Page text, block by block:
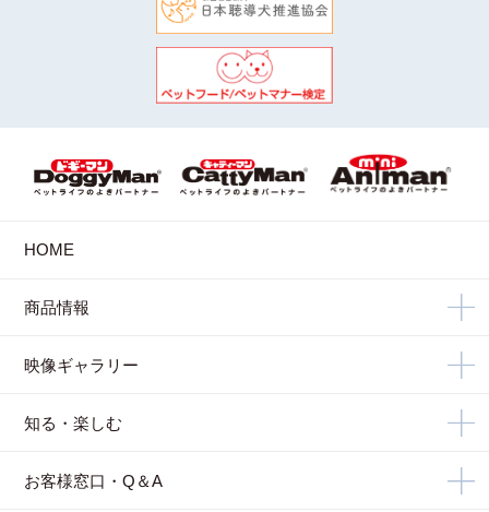
HOME
商品情報
映像ギャラリー
知る・楽しむ
お客様窓口・Q＆A